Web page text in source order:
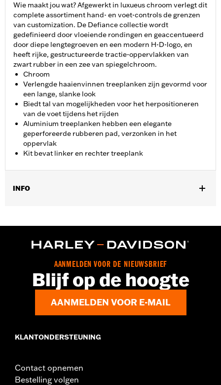
Wie maakt jou wat? Afgewerkt in luxueus chroom verlegt dit
complete assortiment hand- en voet-controls de grenzen
van customization. De Defiance collectie wordt
gedefinieerd door vloeiende rondingen en geaccentueerd
door diepe lengtegroeven en een modern H-D-logo, en
heeft rijke, gestructureerde tractie-oppervlakken van
zwart rubber in een zee van spiegelchroom.
Chroom
Verlengde haaienvinnen treeplanken zijn gevormd voor
een lange, slanke look
Biedt tal van mogelijkheden voor het herpositioneren
van de voet tijdens het rijden
Aluminium treeplanken hebben een elegante
geperforeerde rubberen pad, verzonken in het
oppervlak
Kit bevat linker en rechter treeplank
INFO
FLSTN modellen vereist aparte aanschaf van Jiffy Stand P/N
50087-07A. Niet voor gebruik met Ergo Jiffy Stand P/N
50000091 of Jiffy Stand verleningsset P/N 50233-00, 50000008
Installatie-instructies
Bestuurder
Fishtail
Per stuk verkocht:Twee
AANMELDEN VOOR DE NIEUWSBRIEF
Blijf op de hoogte
AANMELDEN VOOR E-MAIL
KLANTONDERSTEUNING
Contact opnemen
Bestelling volgen